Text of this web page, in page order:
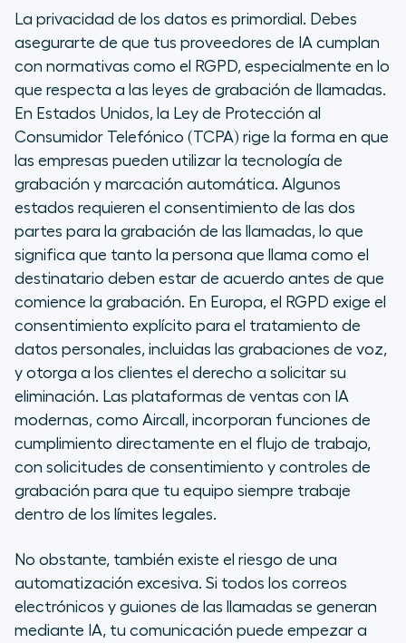
La privacidad de los datos es primordial. Debes
asegurarte de que tus proveedores de IA cumplan
con normativas como el RGPD, especialmente en lo
que respecta a las leyes de grabación de llamadas.
En Estados Unidos, la Ley de Protección al
Consumidor Telefónico (TCPA) rige la forma en que
las empresas pueden utilizar la tecnología de
grabación y marcación automática. Algunos
estados requieren el consentimiento de las dos
partes para la grabación de las llamadas, lo que
significa que tanto la persona que llama como el
destinatario deben estar de acuerdo antes de que
comience la grabación. En Europa, el RGPD exige el
consentimiento explícito para el tratamiento de
datos personales, incluidas las grabaciones de voz,
y otorga a los clientes el derecho a solicitar su
eliminación. Las plataformas de ventas con IA
modernas, como Aircall, incorporan funciones de
cumplimiento directamente en el flujo de trabajo,
con solicitudes de consentimiento y controles de
grabación para que tu equipo siempre trabaje
dentro de los límites legales.
No obstante, también existe el riesgo de una
automatización excesiva. Si todos los correos
electrónicos y guiones de las llamadas se generan
mediante IA, tu comunicación puede empezar a